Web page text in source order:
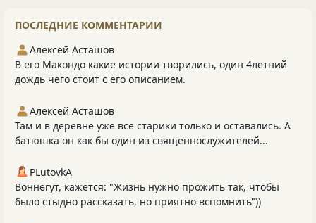
ПОСЛЕДНИЕ КОММЕНТАРИИ
Алексей Асташов
В его Макондо какие истории творились, один 4летний
дождь чего стоит с его описанием.
Алексей Асташов
Там и в деревне уже все старики только и оставались. А
батюшка он как бы один из священнослужителей...
PLutоvkА
Воннегут, кажется: "Жизнь нужно прожить так, чтобы
было стыдно рассказать, но приятно вспомнить"))